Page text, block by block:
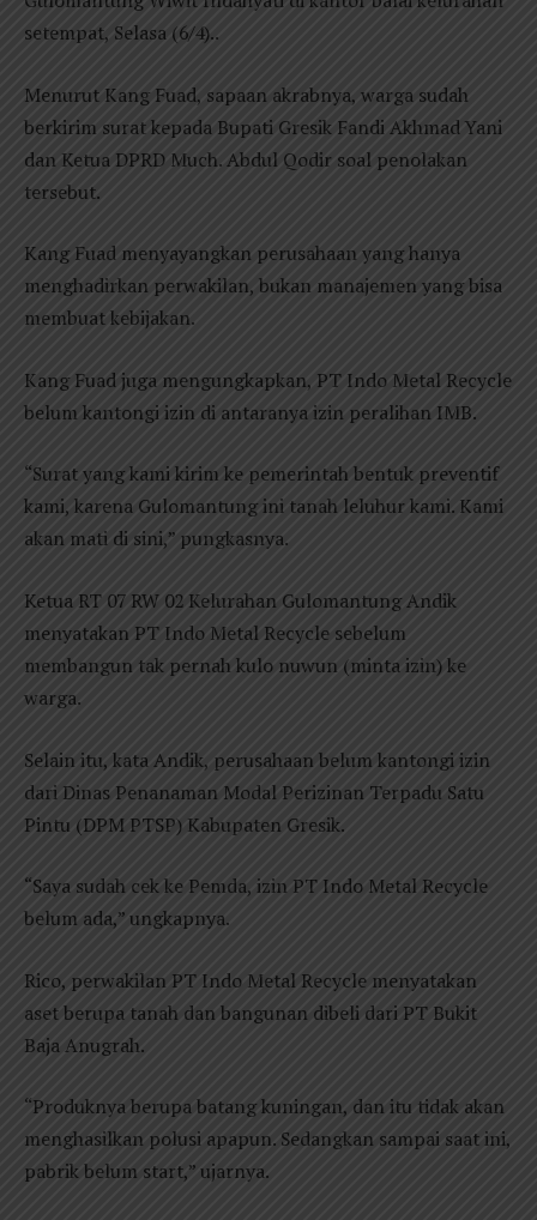
setempat, Selasa (6/4)..
Menurut Kang Fuad, sapaan akrabnya, warga sudah
berkirim surat kepada Bupati Gresik Fandi Akhmad Yani
dan Ketua DPRD Much. Abdul Qodir soal penolakan
tersebut.
Kang Fuad menyayangkan perusahaan yang hanya
menghadirkan perwakilan, bukan manajemen yang bisa
membuat kebijakan.
Kang Fuad juga mengungkapkan, PT Indo Metal Recycle
belum kantongi izin di antaranya izin peralihan IMB.
“Surat yang kami kirim ke pemerintah bentuk preventif
kami, karena Gulomantung ini tanah leluhur kami. Kami
akan mati di sini,” pungkasnya.
Ketua RT 07 RW 02 Kelurahan Gulomantung Andik
menyatakan PT Indo Metal Recycle sebelum
membangun tak pernah kulo nuwun (minta izin) ke
warga.
Selain itu, kata Andik, perusahaan belum kantongi izin
dari Dinas Penanaman Modal Perizinan Terpadu Satu
Pintu (DPM PTSP) Kabupaten Gresik.
“Saya sudah cek ke Pemda, izin PT Indo Metal Recycle
belum ada,” ungkapnya.
Rico, perwakilan PT Indo Metal Recycle menyatakan
aset berupa tanah dan bangunan dibeli dari PT Bukit
Baja Anugrah.
“Produknya berupa batang kuningan, dan itu tidak akan
menghasilkan polusi apapun. Sedangkan sampai saat ini,
pabrik belum start,” ujarnya.